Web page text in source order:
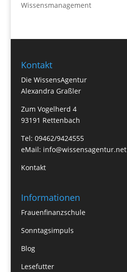
Wissensmanagement
Kontakt
Die WissensAgentur
Alexandra Graßler
Zum Vogelherd 4
93191 Rettenbach
Tel: 09462/9424555
eMail: info@wissensagentur.net
Kontakt
Informationen
Frauenfinanzschule
Sonntagsimpuls
Blog
Lesefutter